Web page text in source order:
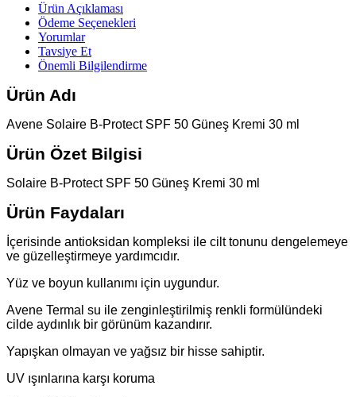
Ürün Açıklaması
Ödeme Seçenekleri
Yorumlar
Tavsiye Et
Önemli Bilgilendirme
Ürün Adı
Avene Solaire B-Protect SPF 50 Güneş Kremi 30 ml
Ürün Özet Bilgisi
Solaire B-Protect SPF 50 Güneş Kremi 30 ml
Ürün Faydaları
İçerisinde antioksidan kompleksi ile cilt tonunu dengelemeye
ve güzelleştirmeye yardımcıdır.
Yüz ve boyun kullanımı için uygundur.
Avene Termal su ile zenginleştirilmiş renkli formülündeki
cilde aydınlık bir görünüm kazandırır.
Yapışkan olmayan ve yağsız bir hisse sahiptir.
UV ışınlarına karşı koruma